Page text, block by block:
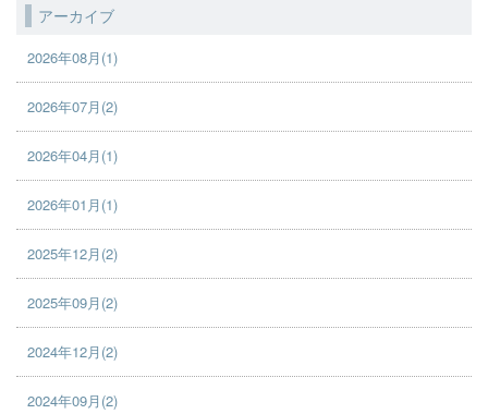
アーカイブ
2026年08月(1)
2026年07月(2)
2026年04月(1)
2026年01月(1)
2025年12月(2)
2025年09月(2)
2024年12月(2)
2024年09月(2)